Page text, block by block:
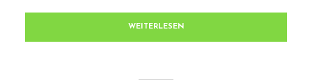
WEITERLESEN